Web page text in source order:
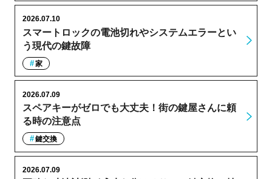
スマートロックの電池切れやシステムエラーとい
う現代の鍵故障
2026.07.10
家
スペアキーがゼロでも大丈夫！街の鍵屋さんに頼
る時の注意点
2026.07.09
鍵交換
2026.07.09